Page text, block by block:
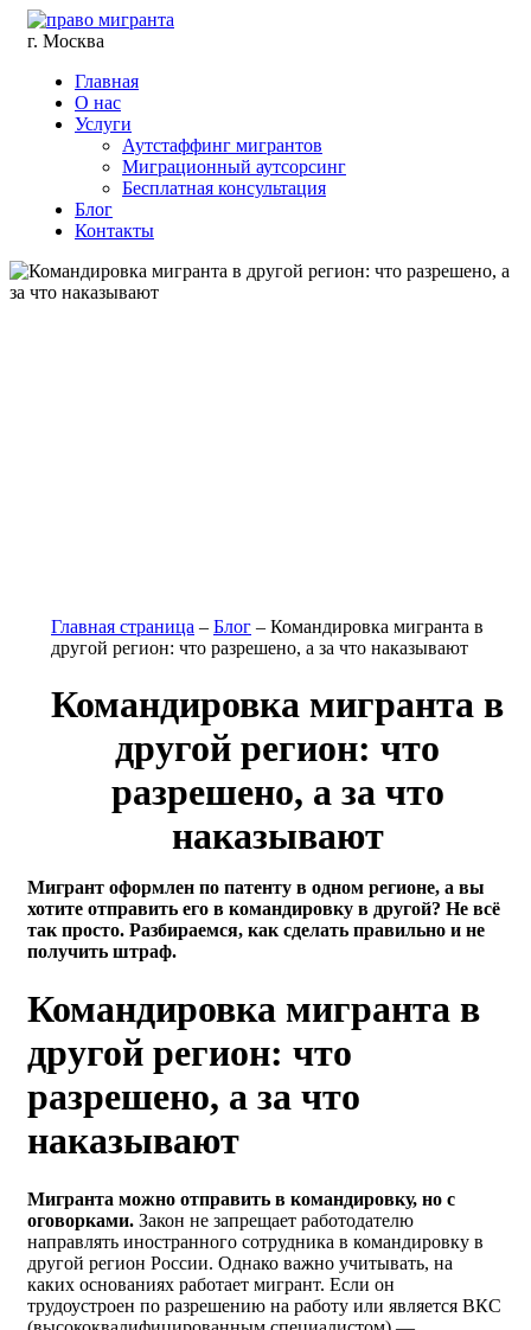
г. Москва
Главная
О нас
Услуги
Аутстаффинг мигрантов
Миграционный аутсорсинг
Бесплатная консультация
Блог
Контакты
Главная страница – Блог – Командировка мигранта в
другой регион: что разрешено, а за что наказывают
Командировка мигранта в
другой регион: что
разрешено, а за что
наказывают
Мигрант оформлен по патенту в одном регионе, а вы
хотите отправить его в командировку в другой? Не всё
так просто. Разбираемся, как сделать правильно и не
получить штраф.
Командировка мигранта в
другой регион: что
разрешено, а за что
наказывают
Мигранта можно отправить в командировку, но с
оговорками. Закон не запрещает работодателю
направлять иностранного сотрудника в командировку в
другой регион России. Однако важно учитывать, на
каких основаниях работает мигрант. Если он
трудоустроен по разрешению на работу или является ВКС